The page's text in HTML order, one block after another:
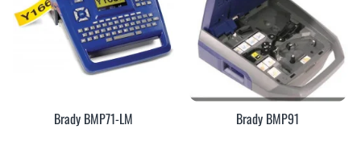
Brady BMP71-LM Brady BMP91